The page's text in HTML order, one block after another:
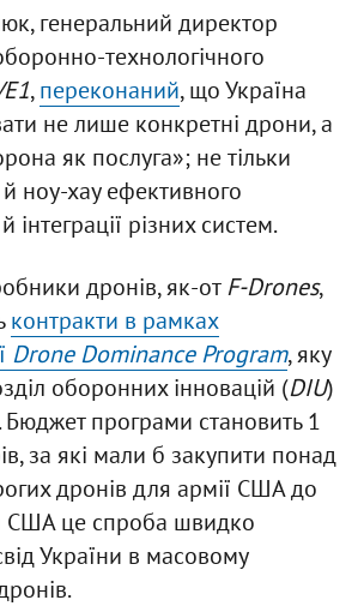
генеральний директор
технологічного
,переконаний, що Україна
не лише конкретні дрони, а
як послуга»; не тільки
ноу-хау ефективного
інтеграції різних систем.
дронів, як-отF-Drones,
контракти в рамках
Drone Dominance Program, яку
оборонних інновацій (DIU)
Бюджет програми становить 1
за які мали б закупити понад
дронів для армії США до
США це спроба швидко
України в масовому